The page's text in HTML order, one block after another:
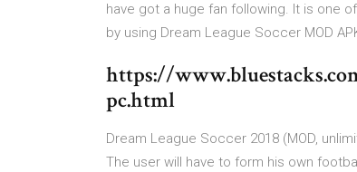
have got a huge fan following. It is one
by using Dream League Soccer MOD
https://
pc.html
Dream League Soccer 2018 (MOD,
The user will have to form his own